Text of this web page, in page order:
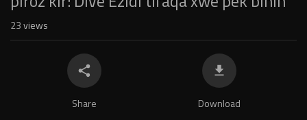
23views
Share Download